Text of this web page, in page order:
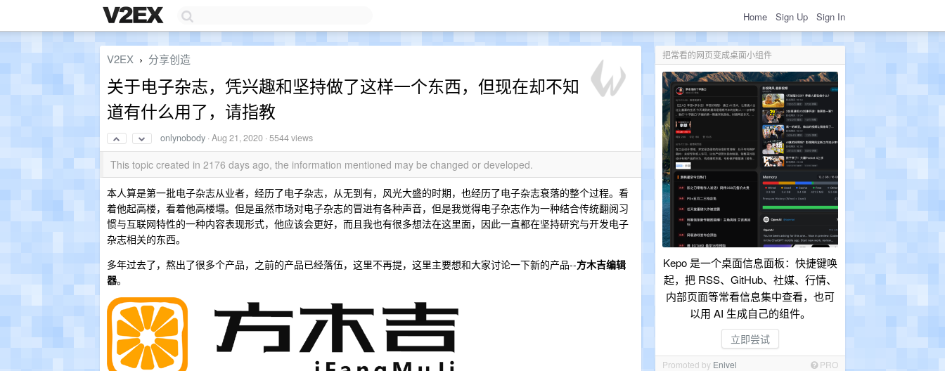
Home Sign Up Sign In
把常看的网页变成桌面小组件
Kepo 是一个桌面信息面板：快捷键唤
起，把 RSS、GitHub、社媒、行情、
内部页面等常看信息集中查看，也可
以用 AI 生成自己的组件。
立即尝试
Promoted by Enivel PRO
V2EX › 分享创造
关于电子杂志，凭兴趣和坚持做了这样一个东西，但现在却不知
道有什么用了，请指教
onlynobody ·Aug 21, 2020 · 5544 views
This topic created in 2176 days ago, the information mentioned may be changed or developed.
本人算是第一批电子杂志从业者，经历了电子杂志，从无到有，风光大盛的时期，也经历了电子杂志衰落的整个过程。看
着他起高楼，看着他高楼塌。但是虽然市场对电子杂志的冒进有各种声音，但是我觉得电子杂志作为一种结合传统翻阅习
惯与互联网特性的一种内容表现形式，他应该会更好，而且我也有很多想法在这里面，因此一直都在坚持研究与开发电子
杂志相关的东西。
多年过去了，熬出了很多个产品，之前的产品已经落伍，这里不再提，这里主要想和大家讨论一下新的产品--方木吉编辑
器。